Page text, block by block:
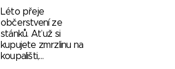
Léto přeje
občerstvení ze
stánků. Ať už si
kupujete zmrzlinu na
koupališti,…